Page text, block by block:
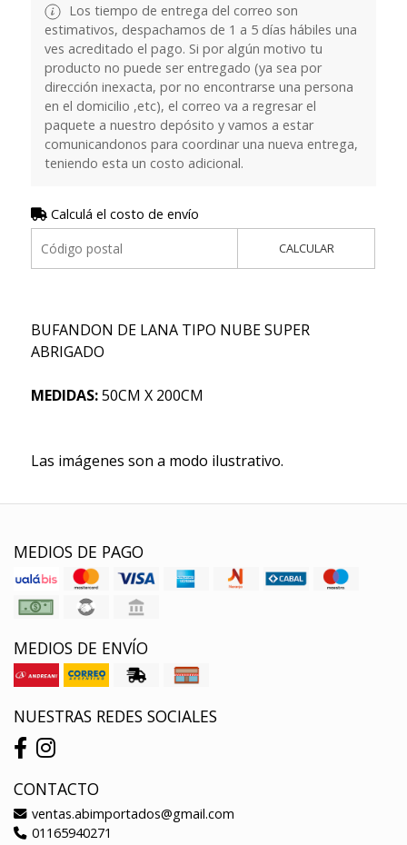
Los tiempo de entrega del correo son
estimativos, despachamos de 1 a 5 días hábiles una
ves acreditado el pago. Si por algún motivo tu
producto no puede ser entregado (ya sea por
dirección inexacta, por no encontrarse una persona
en el domicilio ,etc), el correo va a regresar el
paquete a nuestro depósito y vamos a estar
comunicandonos para coordinar una nueva entrega,
teniendo esta un costo adicional.
Calculá el costo de envío
CALCULAR
BUFANDON DE LANA TIPO NUBE SUPER
ABRIGADO
MEDIDAS:50CM X 200CM
Las imágenes son a modo ilustrativo.
MEDIOS DE PAGO
MEDIOS DE ENVÍO
NUESTRAS REDES SOCIALES
CONTACTO
ventas.abimportados@gmail.com
01165940271